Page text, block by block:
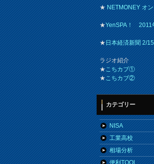
★NETMONEY オ
★YenSPA！
★日本経済新聞 2/15
ラジオ紹介
★こちカブ①
★こちカブ②
カテゴリー
NISA
工業高校
相場分析